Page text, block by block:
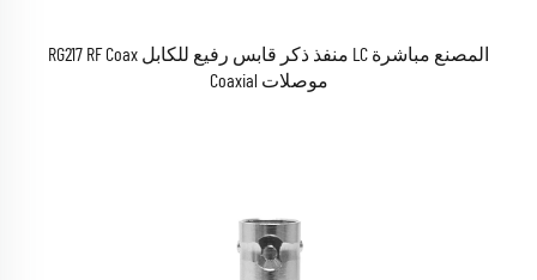
المصنع مباشرة LC منفذ ذكر قابس رفيع للكابل RG217 RF Coax
موصلات Coaxial